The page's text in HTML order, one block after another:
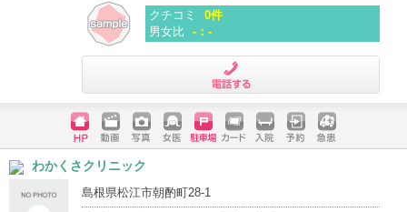
クチコミ
0件
男女比 -：-
ホームペ
ージ
動画 写真 女医 駐車場
クレジッ
入院 予約 急患
わかくさクリニック
島根県松江市朝酌町28-1